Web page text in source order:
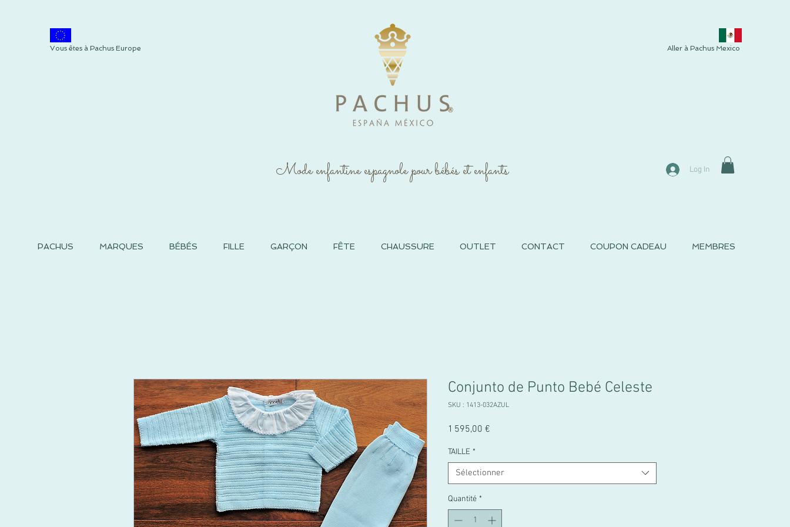
Vous êtes à Pachus Europe
®
Aller à Pachus Mexico
Mode enfantine espagnole pour bébés et enfants Log In
PACHUS MARQUES BÉBÉS FILLE GARÇON FÊTE CHAUSSURE OUTLET CONTACT COUPON CADEAU MEMBRES
Conjunto de Punto Bebé Celeste
SKU : 1413-032AZUL
1 595,00 €
TAILLE *
Sélectionner
Quantité *